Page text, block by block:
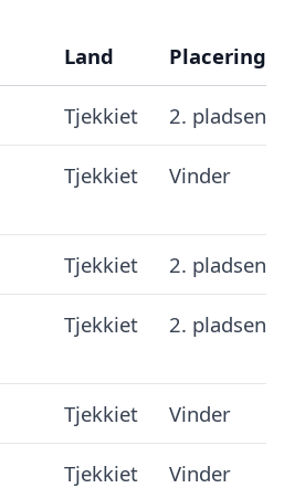
Land Placering
Tjekkiet 2. pladsen
Tjekkiet Vinder
Tjekkiet 2. pladsen
Tjekkiet 2. pladsen
Tjekkiet Vinder
Tjekkiet Vinder